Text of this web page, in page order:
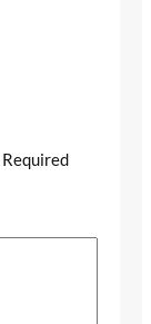
Required